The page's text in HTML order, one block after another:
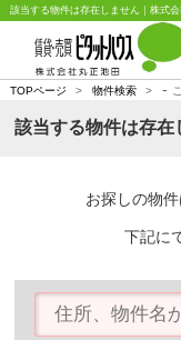
該当する物件は存在しません｜株式会
TOPページ > 物件検索 > -
該当する物件は存在
お探しの物
下記に